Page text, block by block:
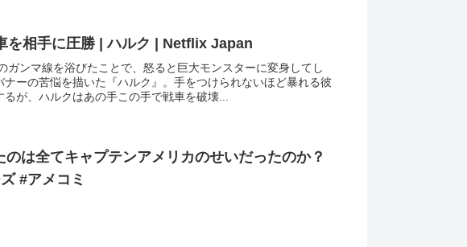
を相手に圧勝 | ハルク | Netflix Japan
ガンマ線を浴びたことで、怒ると巨大モンスターに変身してし
ーの苦悩を描いた『ハルク』。手をつけられないほど暴れる彼
が、ハルクはあの手この手で戦車を破壊...
は全てキャプテンアメリカのせいだったのか？
#アメコミ